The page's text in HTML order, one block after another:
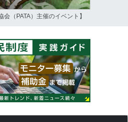
会（PATA）主催のイベント】